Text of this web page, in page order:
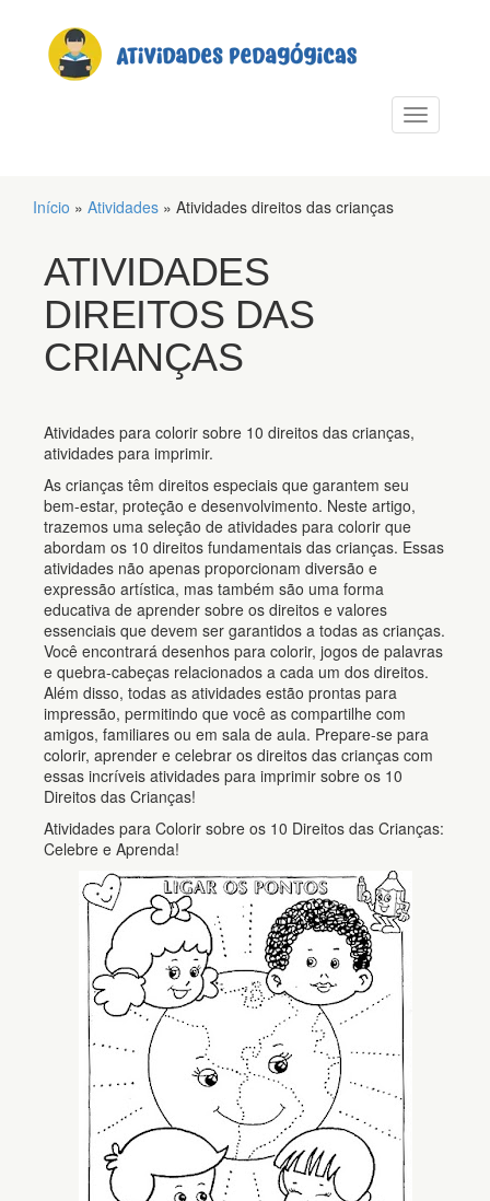
Alternar
Início » Atividades » Atividades direitos das crianças
ATIVIDADES
DIREITOS DAS
CRIANÇAS
Atividades para colorir sobre 10 direitos das crianças,
atividades para imprimir.
As crianças têm direitos especiais que garantem seu
bem-estar, proteção e desenvolvimento. Neste artigo,
trazemos uma seleção de atividades para colorir que
abordam os 10 direitos fundamentais das crianças. Essas
atividades não apenas proporcionam diversão e
expressão artística, mas também são uma forma
educativa de aprender sobre os direitos e valores
essenciais que devem ser garantidos a todas as crianças.
Você encontrará desenhos para colorir, jogos de palavras
e quebra-cabeças relacionados a cada um dos direitos.
Além disso, todas as atividades estão prontas para
impressão, permitindo que você as compartilhe com
amigos, familiares ou em sala de aula. Prepare-se para
colorir, aprender e celebrar os direitos das crianças com
essas incríveis atividades para imprimir sobre os 10
Direitos das Crianças!
Atividades para Colorir sobre os 10 Direitos das Crianças:
Celebre e Aprenda!